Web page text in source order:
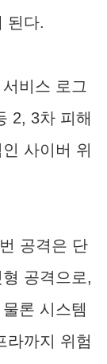
된다.
비스 로그
2, 3차 피해
사이버 위
공격은 단
공격으로,
론 시스템
라까지 위험